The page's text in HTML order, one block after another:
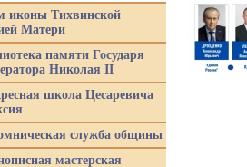
иконы Тихвинской
Матери
памяти Государя
Николая II
школа Цесаревича
служба общины
мастерская